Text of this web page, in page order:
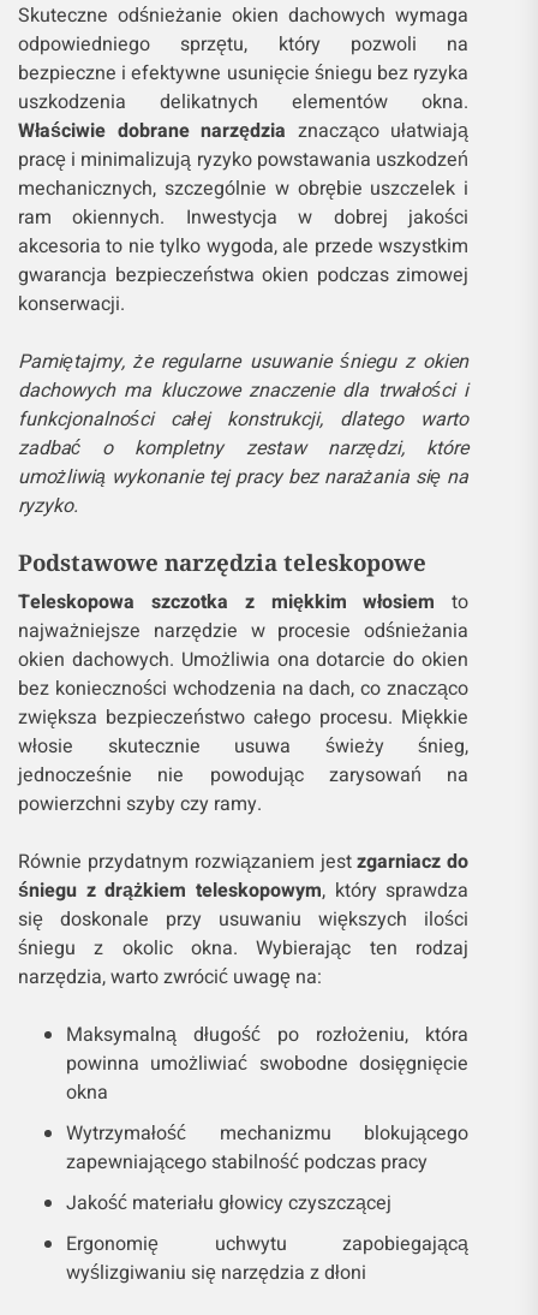
Skuteczne odśnieżanie okien dachowych wymaga
odpowiedniego sprzętu, który pozwoli na
bezpieczne i efektywne usunięcie śniegu bez ryzyka
uszkodzenia delikatnych elementów okna.
Właściwie dobrane narzędzia znacząco ułatwiają
pracę i minimalizują ryzyko powstawania uszkodzeń
mechanicznych, szczególnie w obrębie uszczelek i
ram okiennych. Inwestycja w dobrej jakości
akcesoria to nie tylko wygoda, ale przede wszystkim
gwarancja bezpieczeństwa okien podczas zimowej
konserwacji.
Pamiętajmy, że regularne usuwanie śniegu z okien
dachowych ma kluczowe znaczenie dla trwałości i
funkcjonalności całej konstrukcji, dlatego warto
zadbać o kompletny zestaw narzędzi, które
umożliwią wykonanie tej pracy bez narażania się na
ryzyko.
Podstawowe narzędzia teleskopowe
Teleskopowa szczotka z miękkim włosiem to
najważniejsze narzędzie w procesie odśnieżania
okien dachowych. Umożliwia ona dotarcie do okien
bez konieczności wchodzenia na dach, co znacząco
zwiększa bezpieczeństwo całego procesu. Miękkie
włosie skutecznie usuwa świeży śnieg,
jednocześnie nie powodując zarysowań na
powierzchni szyby czy ramy.
Równie przydatnym rozwiązaniem jestzgarniacz do
śniegu z drążkiem teleskopowym, który sprawdza
się doskonale przy usuwaniu większych ilości
śniegu z okolic okna. Wybierając ten rodzaj
narzędzia, warto zwrócić uwagę na:
Maksymalną długość po rozłożeniu, która
powinna umożliwiać swobodne dosięgnięcie
okna
Wytrzymałość mechanizmu blokującego
zapewniającego stabilność podczas pracy
Jakość materiału głowicy czyszczącej
Ergonomię uchwytu zapobiegającą
wyślizgiwaniu się narzędzia z dłoni